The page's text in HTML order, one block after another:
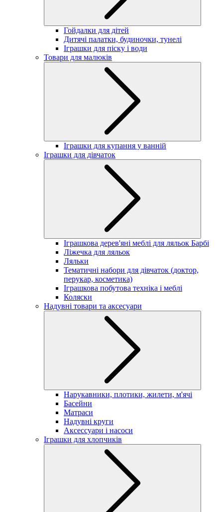
Гойдалки для дітей
Дитячі палатки, будиночки, тунелі
Іграшки для піску і води
Товари для малюків
Іграшки для купання у ванній
Іграшки для дівчаток
Іграшкова дерев'яні меблі для ляльок Барбі
Ліжечка для ляльок
Ляльки
Тематичні набори для дівчаток (доктор,
перукар, косметика)
Іграшкова побутова техніка і меблі
Коляски
Надувні товари та аксесуари
Нарукавники, плотики, жилети, м'ячі
Басейни
Матраси
Надувні круги
Аксессуари і насоси
Іграшки для хлопчиків